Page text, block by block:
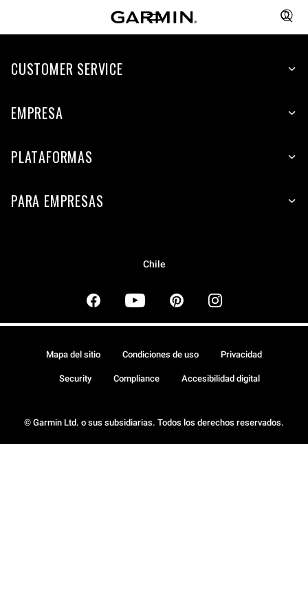
CUSTOMER SERVICE
EMPRESA
PLATAFORMAS
PARA EMPRESAS
Chile
© Garmin Ltd. o sus subsidiarias. Todos los derechos reservados.
Mapa del sitio Condiciones de uso Privacidad
Security Compliance Accesibilidad digital